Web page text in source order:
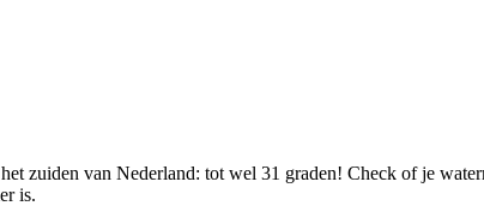
zuiden van Nederland: tot wel 31 graden! Check of je
is.